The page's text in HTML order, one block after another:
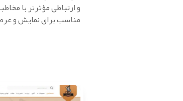
و ارتباطی مؤثرتر با
مناسب برای نمایش و